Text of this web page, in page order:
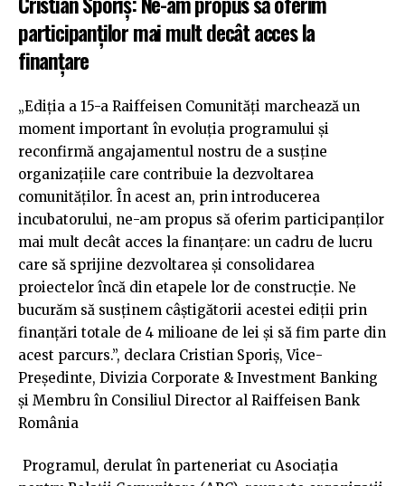
participanților mai mult decât acces la
finanțare
„Ediția a 15-a Raiffeisen Comunități marchează un
moment important în evoluția programului și
reconfirmă angajamentul nostru de a susține
organizațiile care contribuie la dezvoltarea
comunităților. În acest an, prin introducerea
incubatorului, ne-am propus să oferim participanților
mai mult decât acces la finanțare: un cadru de lucru
care să sprijine dezvoltarea și consolidarea
proiectelor încă din etapele lor de construcție. Ne
bucurăm să susținem câștigătorii acestei ediții prin
finanțări totale de 4 milioane de lei și să fim parte din
acest parcurs.”, declara Cristian Sporiș, Vice-
Președinte, Divizia Corporate & Investment Banking
și Membru în Consiliul Director al Raiffeisen Bank
România
Programul, derulat în parteneriat cu Asociația